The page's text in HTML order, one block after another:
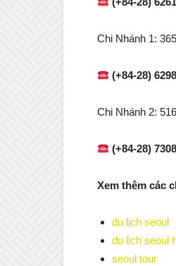
Chi Nhánh 1:
(+84-28)
Chi Nhánh 2:
(+84-28)
Xem thêm các
du lịch seoul
du lịch seoul
seoul tour